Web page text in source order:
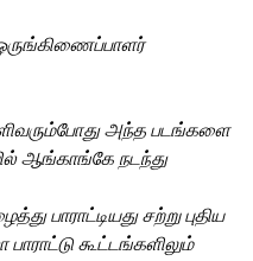
அந்த படங்களை
ஆங்காங்கே நடந்து
பாராட்டியது சற்று புதிய
பாராட்டு கூட்டங்களிலும்